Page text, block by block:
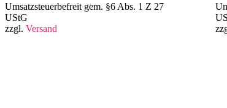
Umsatzsteuerbefreit gem. §6 Abs. 1 Z 27
UStG
zzgl. Versand